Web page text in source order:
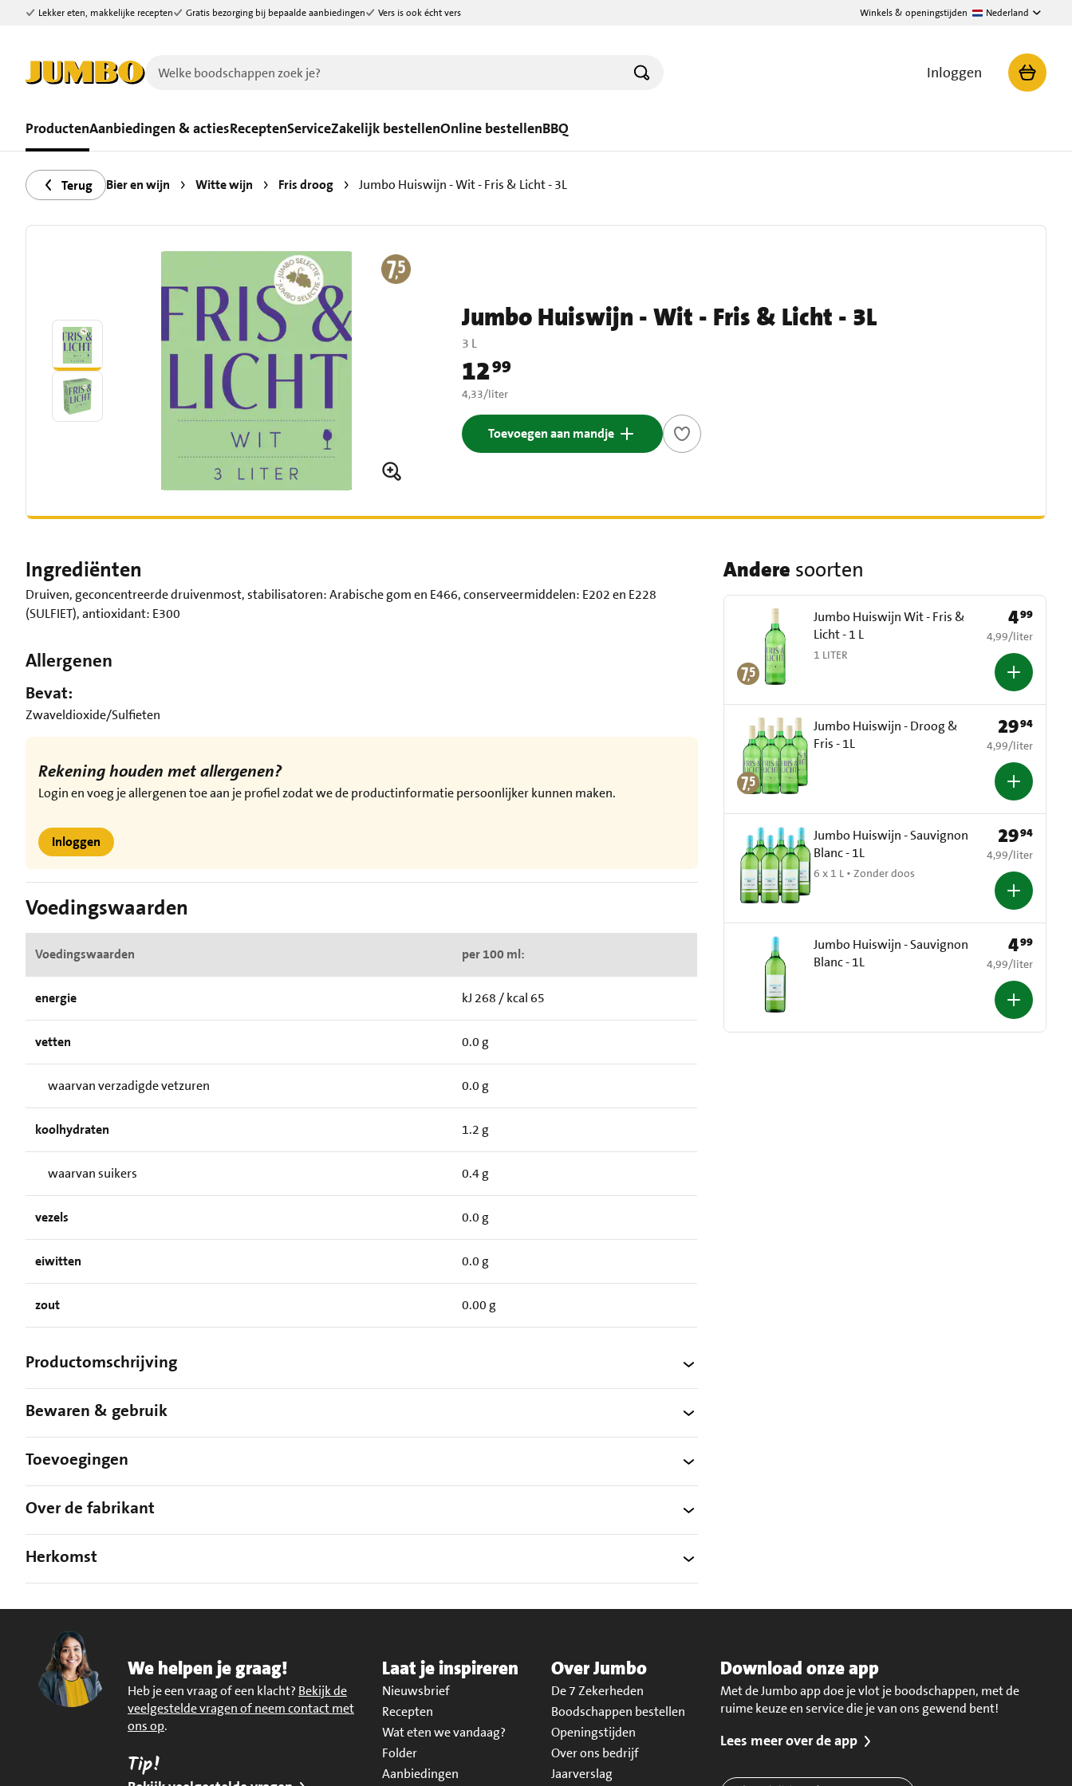
Ga naar zoeken
Ga naar hoofdinhoud
Lekker eten, makkelijke recepten Gratis bezorging bij bepaalde aanbiedingen Vers is ook écht vers Winkels & openingstijden Nederland
Inloggen
ProductenAanbiedingen & actiesReceptenServiceZakelijk bestellenOnline bestellenBBQ
Terug Bier en wijn Witte wijn Fris droog Jumbo Huiswijn - Wit - Fris & Licht - 3L
Jumbo Huiswijn - Wit - Fris & Licht - 3L
3 L
Prijs: € 12,99
1299
€ 4,33 per liter
4,33/liter
Toevoegen aan mandje
Ingrediënten
Druiven, geconcentreerde druivenmost, stabilisatoren: Arabische gom en E466, conserveermiddelen: E202 en E228
(SULFIET), antioxidant: E300
Allergenen
Bevat:
Zwaveldioxide/Sulfieten
Rekening houden met allergenen?
Login en voeg je allergenen toe aan je profiel zodat we de productinformatie persoonlijker kunnen maken.
Inloggen
Voedingswaarden
Voedingswaarden per 100 ml:
energie kJ 268 / kcal 65
vetten 0.0 g
waarvan verzadigde vetzuren 0.0 g
koolhydraten 1.2 g
waarvan suikers 0.4 g
vezels 0.0 g
eiwitten 0.0 g
zout 0.00 g
Productomschrijving
Bewaren & gebruik
Toevoegingen
Over de fabrikant
Herkomst
Andere soorten
Jumbo Huiswijn Wit - Fris &
Licht - 1 L
1 LITER
Prijs: € 4,99
499
€ 4,99 per liter
4,99/liter
Jumbo Huiswijn - Droog &
Fris - 1L
Prijs: € 29,94
2994
€ 4,99 per liter
4,99/liter
Jumbo Huiswijn - Sauvignon
Blanc - 1L
6 x 1 L • Zonder doos
Prijs: € 29,94
2994
€ 4,99 per liter
4,99/liter
Jumbo Huiswijn - Sauvignon
Blanc - 1L
Prijs: € 4,99
499
€ 4,99 per liter
4,99/liter
We helpen je graag!
Heb je een vraag of een klacht? Bekijk de
veelgestelde vragen of neem contact met
ons op.
Tip!
Laat je inspireren
Nieuwsbrief
Recepten
Wat eten we vandaag?
Folder
Aanbiedingen
Over Jumbo
De 7 Zekerheden
Boodschappen bestellen
Openingstijden
Over ons bedrijf
Jaarverslag
Download onze app
Met de Jumbo app doe je vlot je boodschappen, met de
ruime keuze en service die je van ons gewend bent!
Lees meer over de app